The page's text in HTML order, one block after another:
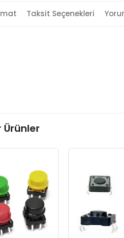
Taksit Seçenekleri
Ürünler